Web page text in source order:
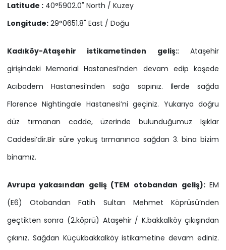
Latitude :40°5902.0" North / Kuzey
Longitude:29°0651.8" East / Doğu
Kadıköy-Ataşehir istikametinden geliş:: Ataşehir
girişindeki Memorial Hastanesi’nden devam edip köşede
Acıbadem Hastanesi’nden sağa sapınız. İlerde sağda
Florence Nightingale Hastanesi’ni geçiniz. Yukarıya doğru
düz tırmanan cadde, üzerinde bulunduğumuz Işıklar
Caddesi’dir.Bir süre yokuş tırmanınca sağdan 3. bina bizim
binamız.
Avrupa yakasından geliş (TEM otobandan geliş):EM
(E6) Otobandan Fatih Sultan Mehmet Köprüsü’nden
geçtikten sonra (2.köprü) Ataşehir / K.bakkalköy çıkışından
çıkınız. Sağdan Küçükbakkalköy istikametine devam ediniz.